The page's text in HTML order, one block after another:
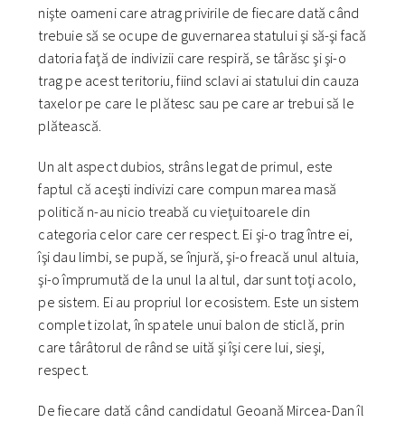
nişte oameni care atrag privirile de fiecare dată când
trebuie să se ocupe de guvernarea statului şi să-şi facă
datoria faţă de indivizii care respiră, se târăsc şi şi-o
trag pe acest teritoriu, fiind sclavi ai statului din cauza
taxelor pe care le plătesc sau pe care ar trebui să le
plătească.
Un alt aspect dubios, strâns legat de primul, este
faptul că aceşti indivizi care compun marea masă
politică n-au nicio treabă cu vieţuitoarele din
categoria celor care cer respect. Ei şi-o trag între ei,
îşi dau limbi, se pupă, se înjură, şi-o freacă unul altuia,
şi-o împrumută de la unul la altul, dar sunt toţi acolo,
pe sistem. Ei au propriul lor ecosistem. Este un sistem
complet izolat, în spatele unui balon de sticlă, prin
care târâtorul de rând se uită şi îşi cere lui, sieşi,
respect.
De fiecare dată când candidatul Geoană Mircea-Dan îl